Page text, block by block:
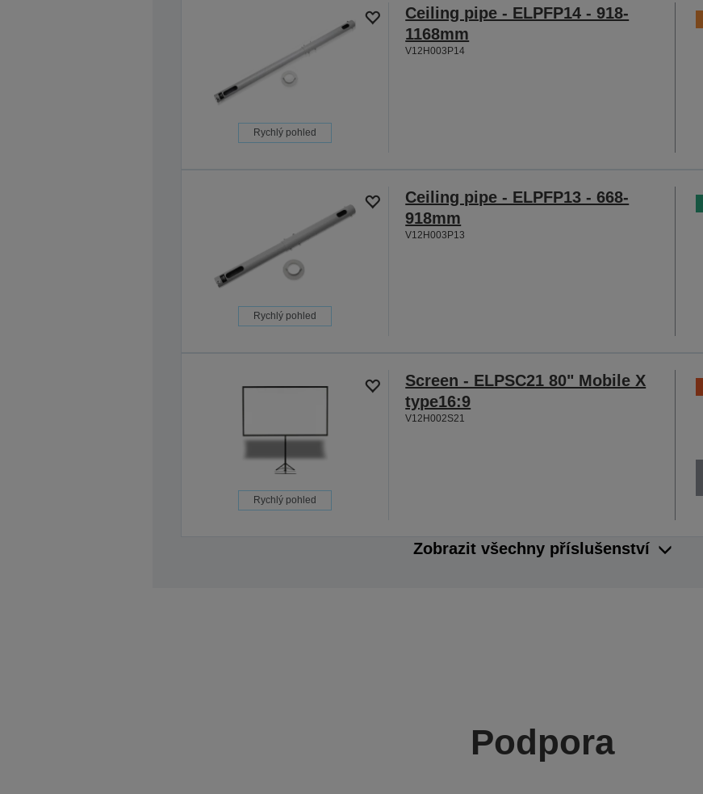
Rychlý pohled
Ceiling pipe - ELPFP14 - 918-
1168mm
V12H003P14
Rychlý pohled
Ceiling pipe - ELPFP13 - 668-
918mm
V12H003P13
Rychlý pohled
Screen - ELPSC21 80" Mobile X
type16:9
V12H002S21
Zobrazit všechny příslušenství
Podpora